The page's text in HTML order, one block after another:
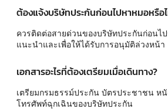
ต้องแจ้งบริษัทประกันก่อนไปหาหมอหรือ
ควรติดต่อสายด่วนของบริษัทประกันก่อนไ
แนะนำและเพื่อให้ได้รับการอนุมัติล่วงหน้า
เอกสารอะไรที่ต้องเตรียมเมื่อเดินทาง?
เตรียมกรมธรรม์ประกัน บัตรประชาชน หนั
โทรศัพท์ฉุกเฉินของบริษัทประกัน